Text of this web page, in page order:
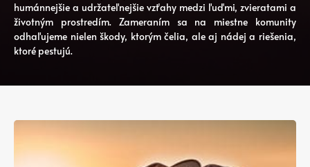
humánnejšie a udržateľnejšie vzťahy medzi ľuďmi, zvieratami a
životným prostredím. Zameraním sa na miestne komunity
odhaľujeme nielen škody, ktorým čelia, ale aj nádej a riešenia,
ktoré pestujú.